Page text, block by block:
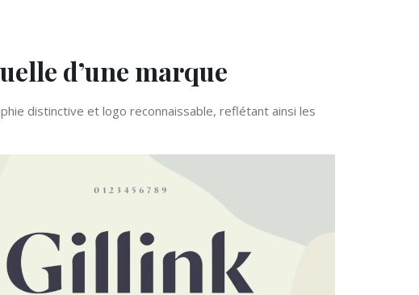
d’une marque
distinctive et logo reconnaissable, reflétant ainsi les